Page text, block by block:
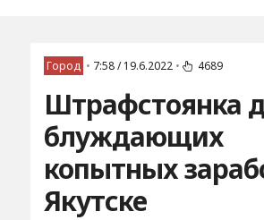
Город • 7:58 / 19.6.2022 • 4689
Штрафстоянка
блуждающих
копытных
Якутске